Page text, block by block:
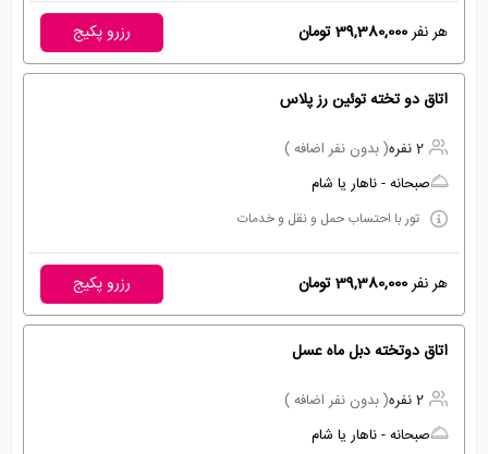
هر نفر39,380,000 تومان رزرو پکیج
اتاق دو تخته توئین رز پلاس
2 نفره
( بدون نفر اضافه )
صبحانه - ناهار یا شام
تور با احتساب حمل و نقل و خدمات
هر نفر39,380,000 تومان رزرو پکیج
اتاق دوتخته دبل ماه عسل
2 نفره
( بدون نفر اضافه )
صبحانه - ناهار یا شام